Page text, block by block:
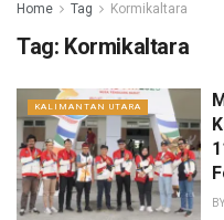
Home Tag Kormikaltara
Tag: Kormikaltara
KALIMANTAN UTARA
BY